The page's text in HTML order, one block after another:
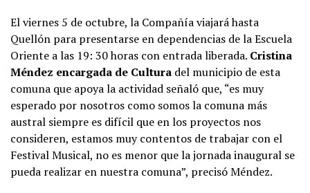
El viernes 5 de octubre, la Compañía viajará hasta
Quellón para presentarse en dependencias de la Escuela
Oriente a las 19: 30 horas con entrada liberada. Cristina
Méndez encargada de Cultura del municipio de esta
comuna que apoya la actividad señaló que, “es muy
esperado por nosotros como somos la comuna más
austral siempre es difícil que en los proyectos nos
consideren, estamos muy contentos de trabajar con el
Festival Musical, no es menor que la jornada inaugural se
pueda realizar en nuestra comuna”, precisó Méndez.